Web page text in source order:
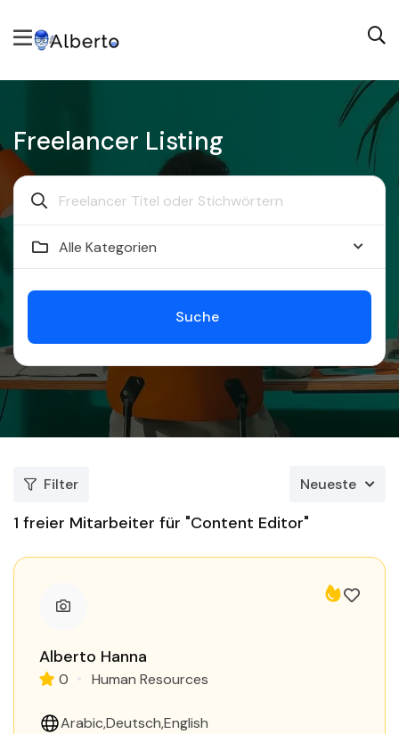
Freelancer Listing
Alle Kategorien
Suche
Filter Neueste
1 freier Mitarbeiter für "Content Editor"
Alberto Hanna
0 Human Resources
ArabicDeutschEnglish